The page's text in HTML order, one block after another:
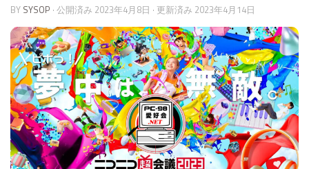
BY SYSOP · 公開済み 2023年4月8日 · 更新済み 2023年4月14日